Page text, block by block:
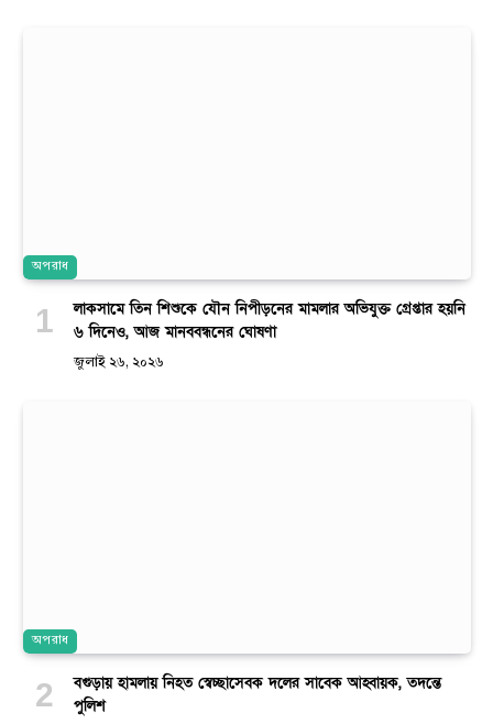
অপরাধ
লাকসামে তিন শিশুকে যৌন নিপীড়নের মামলার অভিযুক্ত গ্রেপ্তার হয়নি
৬ দিনেও, আজ মানববন্ধনের ঘোষণা
জুলাই ২৬, ২০২৬
অপরাধ
বগুড়ায় হামলায় নিহত স্বেচ্ছাসেবক দলের সাবেক আহ্বায়ক, তদন্তে
পুলিশ